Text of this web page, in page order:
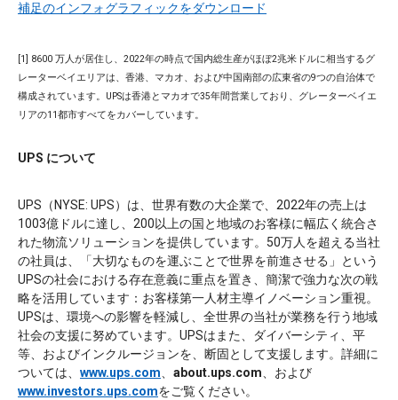
補足のインフォグラフィックをダウンロード
[1] 8600 万人が居住し、2022年の時点で国内総生産がほぼ2兆米ドルに相当するグ
レーターベイエリアは、香港、マカオ、および中国南部の広東省の9つの自治体で
構成されています。UPSは香港とマカオで35年間営業しており、グレーターベイエ
リアの11都市すべてをカバーしています。
UPS について
UPS（NYSE: UPS）は、世界有数の大企業で、2022年の売上は
1003億ドルに達し、200以上の国と地域のお客様に幅広く統合さ
れた物流ソリューションを提供しています。50万人を超える当社
の社員は、「大切なものを運ぶことで世界を前進させる」という
UPSの社会における存在意義に重点を置き、簡潔で強力な次の戦
略を活用しています：お客様第一人材主導イノベーション重視。
UPSは、環境への影響を軽減し、全世界の当社が業務を行う地域
社会の支援に努めています。UPSはまた、ダイバーシティ、平
等、およびインクルージョンを、断固として支援します。詳細に
ついては、 www.ups.com、 about.ups.com、および
www.investors.ups.comをご覧ください。